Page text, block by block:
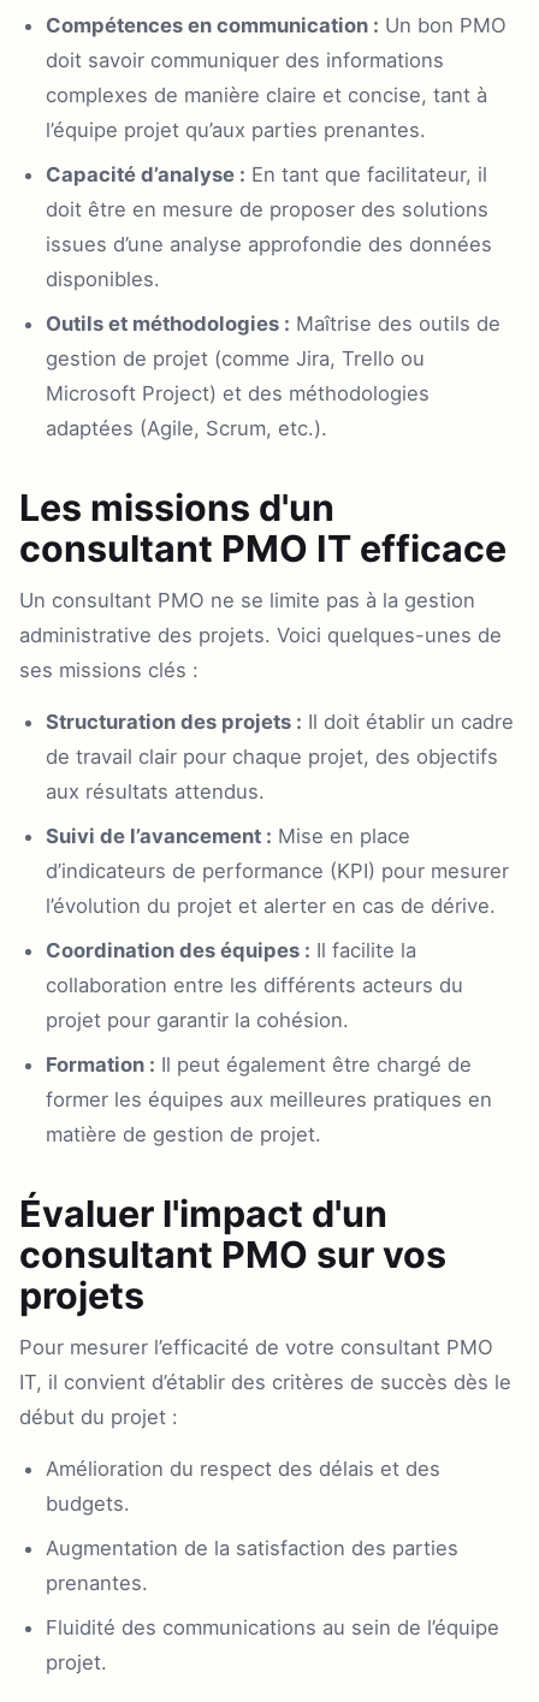
Compétences en communication : Un bon PMO
doit savoir communiquer des informations
complexes de manière claire et concise, tant à
l’équipe projet qu’aux parties prenantes.
Capacité d’analyse : En tant que facilitateur, il
doit être en mesure de proposer des solutions
issues d’une analyse approfondie des données
disponibles.
Outils et méthodologies : Maîtrise des outils de
gestion de projet (comme Jira, Trello ou
Microsoft Project) et des méthodologies
adaptées (Agile, Scrum, etc.).
Les missions d'un
consultant PMO IT efficace
Un consultant PMO ne se limite pas à la gestion
administrative des projets. Voici quelques-unes de
ses missions clés :
Structuration des projets : Il doit établir un cadre
de travail clair pour chaque projet, des objectifs
aux résultats attendus.
Suivi de l’avancement : Mise en place
d’indicateurs de performance (KPI) pour mesurer
l’évolution du projet et alerter en cas de dérive.
Coordination des équipes : Il facilite la
collaboration entre les différents acteurs du
projet pour garantir la cohésion.
Formation : Il peut également être chargé de
former les équipes aux meilleures pratiques en
matière de gestion de projet.
Évaluer l'impact d'un
consultant PMO sur vos
projets
Pour mesurer l’efficacité de votre consultant PMO
IT, il convient d’établir des critères de succès dès le
début du projet :
Amélioration du respect des délais et des
budgets.
Augmentation de la satisfaction des parties
prenantes.
Fluidité des communications au sein de l’équipe
projet.